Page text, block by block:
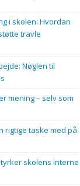
i skolen: Hvordan
travle
Nøglen til
mening – selv som
rigtige taske med på
skolens interne